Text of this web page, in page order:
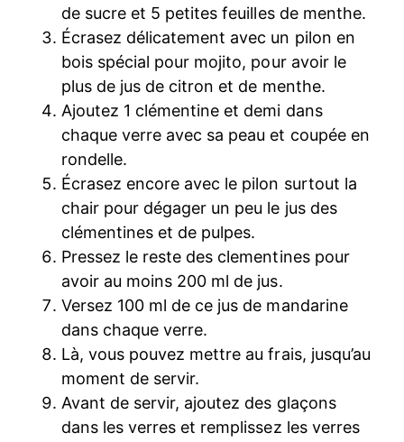
de sucre et 5 petites feuilles de menthe.
Écrasez délicatement avec un pilon en
bois spécial pour mojito, pour avoir le
plus de jus de citron et de menthe.
Ajoutez 1 clémentine et demi dans
chaque verre avec sa peau et coupée en
rondelle.
Écrasez encore avec le pilon surtout la
chair pour dégager un peu le jus des
clémentines et de pulpes.
Pressez le reste des clementines pour
avoir au moins 200 ml de jus.
Versez 100 ml de ce jus de mandarine
dans chaque verre.
Là, vous pouvez mettre au frais, jusqu’au
moment de servir.
Avant de servir, ajoutez des glaçons
dans les verres et remplissez les verres